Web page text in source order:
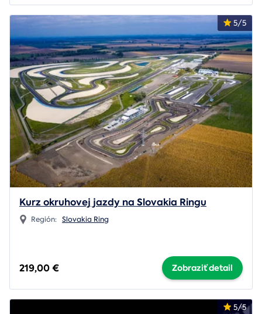
5/5
Kurz okruhovej jazdy na Slovakia Ringu
Región: Slovakia Ring
219,00 € Zobraziť detail
5/5